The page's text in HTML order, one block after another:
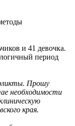
и 41 девочка.
период
Прошу
необходимости
края.